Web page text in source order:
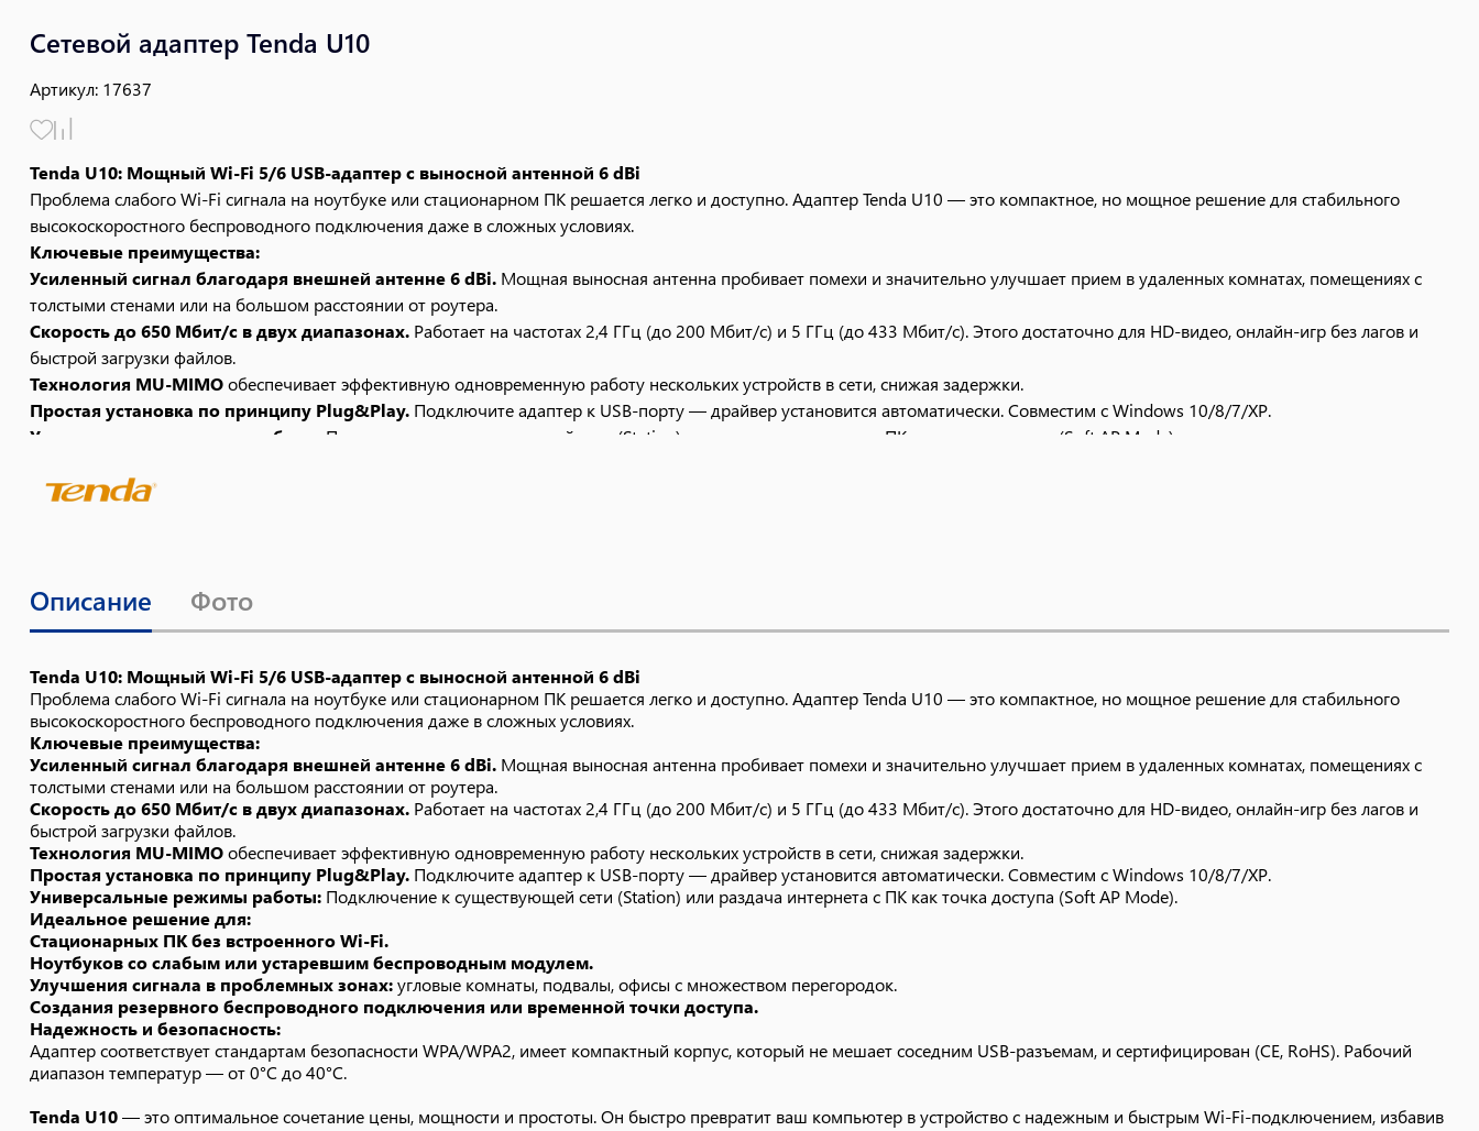
Сетевой адаптер Tenda U10
Артикул: 17637
Tenda U10: Мощный Wi-Fi 5/6 USB-адаптер с выносной антенной 6 dBi
Проблема слабого Wi-Fi сигнала на ноутбуке или стационарном ПК решается легко и доступно. Адаптер Tenda U10 — это компактное, но мощное решение для стабильного
высокоскоростного беспроводного подключения даже в сложных условиях.
Ключевые преимущества:
Усиленный сигнал благодаря внешней антенне 6 dBi. Мощная выносная антенна пробивает помехи и значительно улучшает прием в удаленных комнатах, помещениях с
толстыми стенами или на большом расстоянии от роутера.
Скорость до 650 Мбит/с в двух диапазонах. Работает на частотах 2,4 ГГц (до 200 Мбит/с) и 5 ГГц (до 433 Мбит/с). Этого достаточно для HD-видео, онлайн-игр без лагов и
быстрой загрузки файлов.
Технология MU-MIMOобеспечивает эффективную одновременную работу нескольких устройств в сети, снижая задержки.
Простая установка по принципу Plug&Play. Подключите адаптер к USB-порту — драйвер установится автоматически. Совместим с Windows 10/8/7/XP.
Универсальные режимы работы:
Подключение к существующей сети (Station) или раздача интернета с ПК как точка доступа (Soft AP Mode).
Стационарных ПК без встроенного Wi-Fi.
Надежность и безопасность:
Tenda U10— это оптимальное сочетание цены, мощности и простоты. Он быстро превратит ваш компьютер в устройство с надежным и быстрым Wi-Fi-подключением,
избавив от проблем с обрывом сигнала и низкой скоростью.
Описание Фото
Tenda U10: Мощный Wi-Fi 5/6 USB-адаптер с выносной антенной 6 dBi
Проблема слабого Wi-Fi сигнала на ноутбуке или стационарном ПК решается легко и доступно. Адаптер Tenda U10 — это компактное, но мощное решение для стабильного
высокоскоростного беспроводного подключения даже в сложных условиях.
Ключевые преимущества:
Усиленный сигнал благодаря внешней антенне 6 dBi. Мощная выносная антенна пробивает помехи и значительно улучшает прием в удаленных комнатах, помещениях с
толстыми стенами или на большом расстоянии от роутера.
Скорость до 650 Мбит/с в двух диапазонах. Работает на частотах 2,4 ГГц (до 200 Мбит/с) и 5 ГГц (до 433 Мбит/с). Этого достаточно для HD-видео, онлайн-игр без лагов и
быстрой загрузки файлов.
Технология MU-MIMOобеспечивает эффективную одновременную работу нескольких устройств в сети, снижая задержки.
Простая установка по принципу Plug&Play. Подключите адаптер к USB-порту — драйвер установится автоматически. Совместим с Windows 10/8/7/XP.
Универсальные режимы работы: Подключение к существующей сети (Station) или раздача интернета с ПК как точка доступа (Soft AP Mode).
Идеальное решение для:
Стационарных ПК без встроенного Wi-Fi.
Ноутбуков со слабым или устаревшим беспроводным модулем.
Улучшения сигнала в проблемных зонах:угловые комнаты, подвалы, офисы с множеством перегородок.
Создания резервного беспроводного подключения или временной точки доступа.
Надежность и безопасность:
Адаптер соответствует стандартам безопасности WPA/WPA2, имеет компактный корпус, который не мешает соседним USB-разъемам, и сертифицирован (CE, RoHS). Рабочий
диапазон температур — от 0°C до 40°C.
Tenda U10— это оптимальное сочетание цены, мощности и простоты. Он быстро превратит ваш компьютер в устройство с надежным и быстрым Wi-Fi-подключением, избавив